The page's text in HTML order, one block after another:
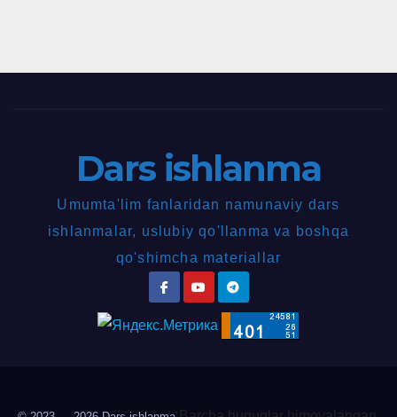
Dars ishlanma
Umumta'lim fanlaridan namunaviy dars
ishlanmalar, uslubiy qo'llanma va boshqa
qo'shimcha materiallar